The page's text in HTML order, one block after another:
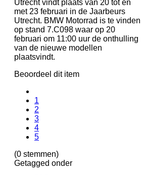
Utrecht vindt plaats van 20 tot en
met 23 februari in de Jaarbeurs
Utrecht. BMW Motorrad is te vinden
op stand 7.C098 waar op 20
februari om 11:00 uur de onthulling
van de nieuwe modellen
plaatsvindt.
Beoordeel dit item
1
2
3
4
5
(0 stemmen)
Getagged onder